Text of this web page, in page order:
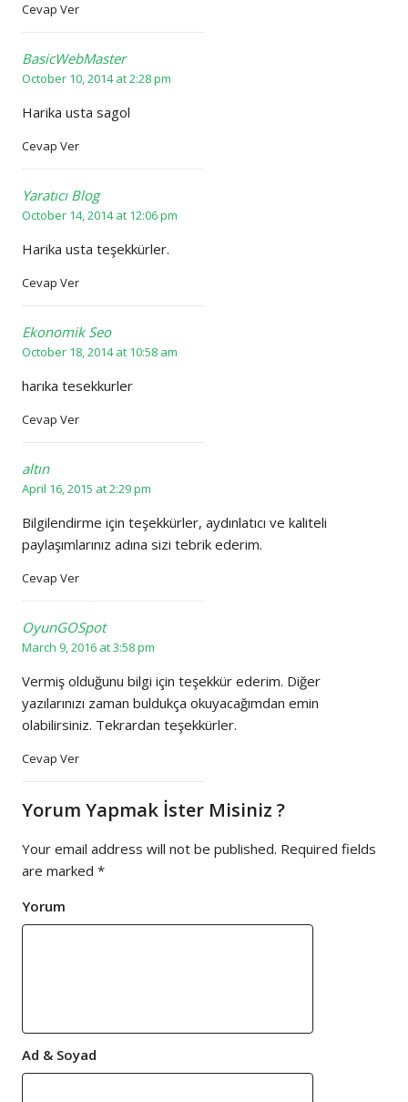
Cevap Ver
BasicWebMaster
October 10, 2014 at 2:28 pm
Harika usta sagol
Cevap Ver
Yaratıcı Blog
October 14, 2014 at 12:06 pm
Harika usta teşekkürler.
Cevap Ver
Ekonomik Seo
October 18, 2014 at 10:58 am
harıka tesekkurler
Cevap Ver
altın
April 16, 2015 at 2:29 pm
Bilgilendirme için teşekkürler, aydınlatıcı ve kaliteli
paylaşımlarınız adına sizi tebrik ederim.
Cevap Ver
OyunGOSpot
March 9, 2016 at 3:58 pm
Vermiş olduğunu bilgi için teşekkür ederim. Diğer
yazılarınızı zaman buldukça okuyacağımdan emin
olabilirsiniz. Tekrardan teşekkürler.
Cevap Ver
Yorum Yapmak İster Misiniz ?
Your email address will not be published. Required fields
are marked *
Yorum
Ad & Soyad